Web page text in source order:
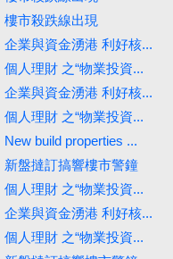
樓市殺跌線出現
企業與資金湧港 利好核...
個人理財 之“物業投資...
企業與資金湧港 利好核...
個人理財 之“物業投資...
New build properties ...
新盤撻訂搞響樓市警鐘
個人理財 之“物業投資...
企業與資金湧港 利好核...
個人理財 之“物業投資...